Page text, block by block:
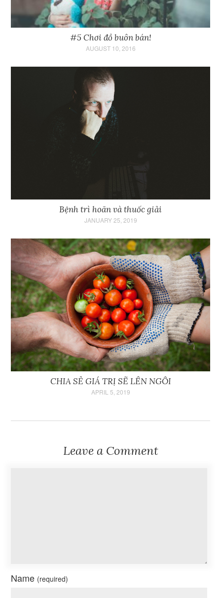
#5 Chơi đồ buôn bán!
AUGUST 10, 2016
Bệnh trì hoãn và thuốc giải
JANUARY 25, 2019
CHIA SẺ GIÁ TRỊ SẼ LÊN NGÔI
APRIL 5, 2019
Leave a Comment
Name (required)